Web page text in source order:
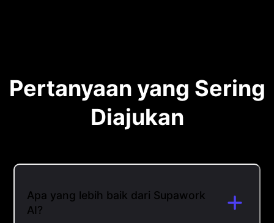
Pertanyaan yang Sering
Diajukan
Apa yang lebih baik dari Supawork
AI?